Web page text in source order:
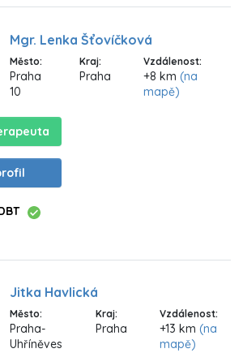
Mgr. Lenka Šťovíčková
Město:
Praha
10
Kraj:
Praha
Vzdálenost:
+8 km (na
mapě)
Jitka Havlická
Město:
Praha-
Uhříněves
Kraj:
Praha
Vzdálenost:
+13 km(na
mapě)